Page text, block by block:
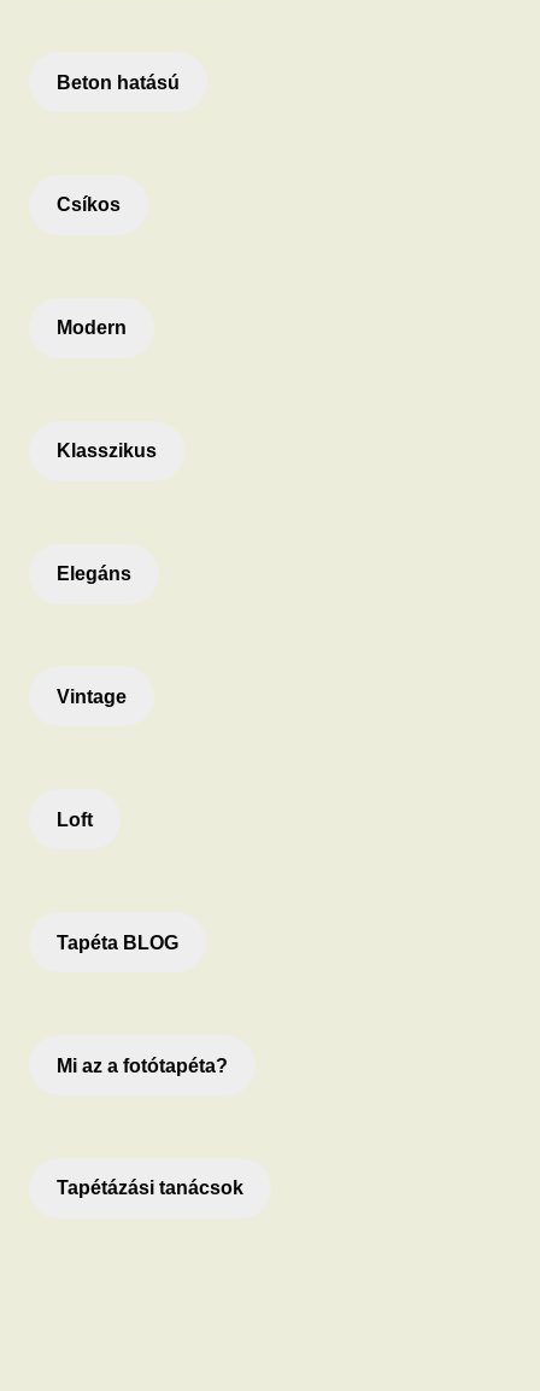
Beton hatású
Csíkos
Modern
Klasszikus
Elegáns
Vintage
Loft
Tapéta BLOG
Mi az a fotótapéta?
Tapétázási tanácsok